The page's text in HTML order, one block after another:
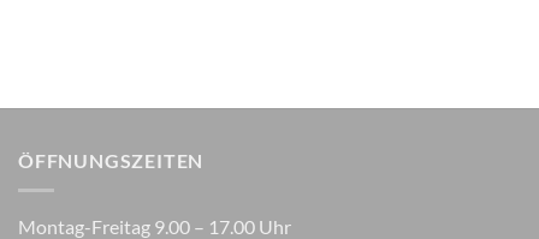
ÖFFNUNGSZEITEN
Montag-Freitag 9.00 – 17.00 Uhr